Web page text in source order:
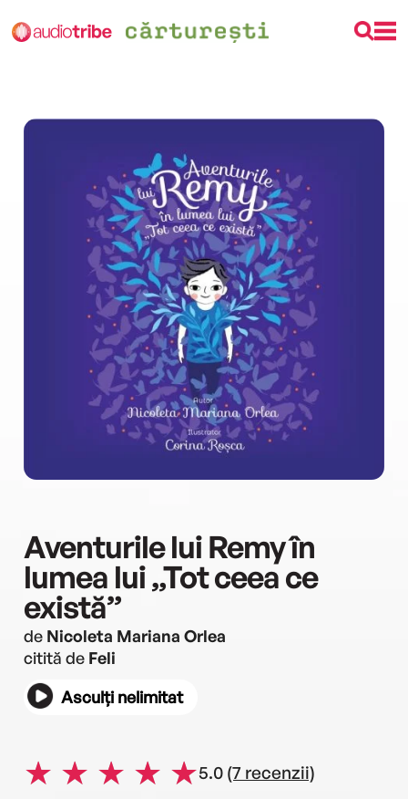
Aventurile lui Remy în
lumea lui „Tot ceea ce
există”
de Nicoleta Mariana Orlea
citită de Feli
Asculți nelimitat
5.0 (7 recenzii)